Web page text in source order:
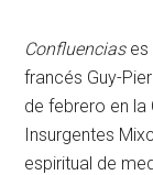
Confluenciases
francés Guy-
de febrero en la
Insurgentes
espiritual de